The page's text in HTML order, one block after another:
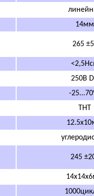
14мм
265
250В
-
THT
245